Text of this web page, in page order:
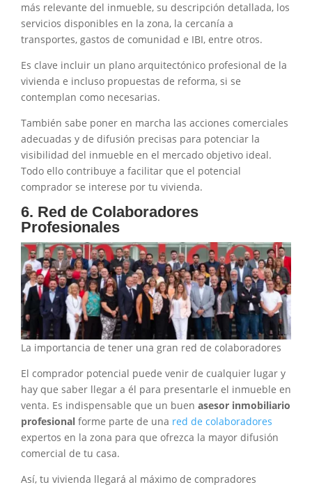
más relevante del inmueble, su descripción detallada, los
servicios disponibles en la zona, la cercanía a
transportes, gastos de comunidad e IBI, entre otros.
Es clave incluir un plano arquitectónico profesional de la
vivienda e incluso propuestas de reforma, si se
contemplan como necesarias.
También sabe poner en marcha las acciones comerciales
adecuadas y de difusión precisas para potenciar la
visibilidad del inmueble en el mercado objetivo ideal.
Todo ello contribuye a facilitar que el potencial
comprador se interese por tu vivienda.
6. Red de Colaboradores
Profesionales
La importancia de tener una gran red de colaboradores
El comprador potencial puede venir de cualquier lugar y
hay que saber llegar a él para presentarle el inmueble en
venta. Es indispensable que un buen asesor inmobiliario
profesional forme parte de una red de colaboradores
expertos en la zona para que ofrezca la mayor difusión
comercial de tu casa.
Así, tu vivienda llegará al máximo de compradores